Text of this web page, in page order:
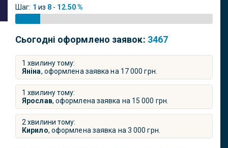
Шаг: 1 из 8 - 12.50 %
Сьогодні оформлено заявок: 3467
1 хвилину тому:
Яніна, оформлена заявка на 17 000 грн.
1 хвилину тому:
Ярослав, оформлена заявка на 15 000 грн.
2 хвилини тому:
Кирило, оформлена заявка на 3 000 грн.